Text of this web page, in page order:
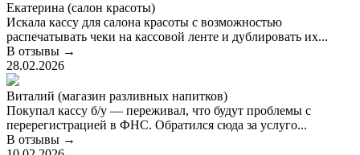
Екатерина (салон красоты)
Искала кассу для салона красоты с возможностью
распечатывать чеки на кассовой ленте и дублировать их...
В отзывы →
28.02.2026
Виталий (магазин разливных напитков)
Покупал кассу б/у — переживал, что будут проблемы с
перерегистрацией в ФНС. Обратился сюда за услуго...
В отзывы →